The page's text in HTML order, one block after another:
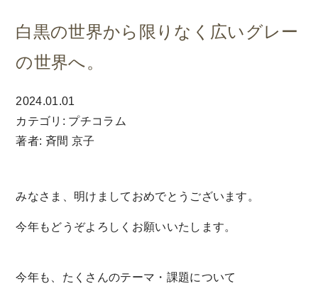
白黒の世界から限りなく広いグレー
の世界へ。
2024.01.01
カテゴリ: プチコラム
著者: 斉間 京子
みなさま、明けましておめでとうございます。
今年もどうぞよろしくお願いいたします。
今年も、たくさんのテーマ・課題について